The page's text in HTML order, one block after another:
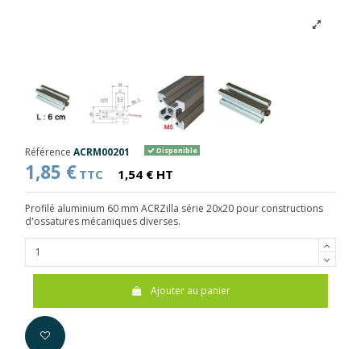
Référence ACRM00201 Disponible
1,85 € TTC 1,54 € HT
Profilé aluminium 60 mm ACRZilla série 20x20 pour constructions
d'ossatures mécaniques diverses.
Ajouter au panier